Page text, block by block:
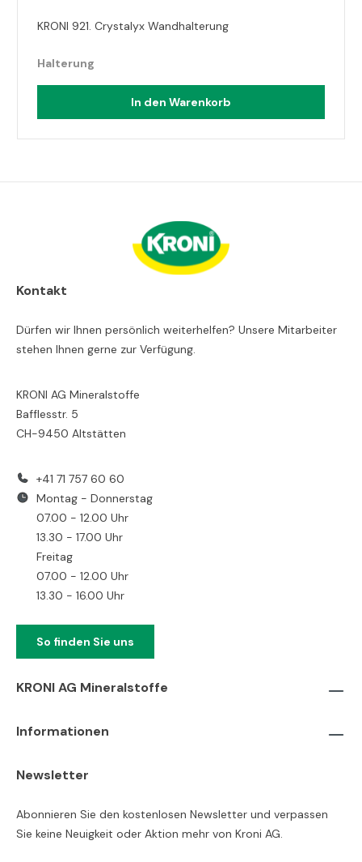
KRONI 921. Crystalyx Wandhalterung
Halterung
In den Warenkorb
Kontakt
Dürfen wir Ihnen persönlich weiterhelfen? Unsere Mitarbeiter
stehen Ihnen gerne zur Verfügung.
KRONI AG Mineralstoffe
Bafflesstr. 5
CH-9450 Altstätten
+41 71 757 60 60
Montag - Donnerstag
07.00 - 12.00 Uhr
13.30 - 17.00 Uhr
Freitag
07.00 - 12.00 Uhr
13.30 - 16.00 Uhr
So finden Sie uns
KRONI AG Mineralstoffe
Informationen
Newsletter
Abonnieren Sie den kostenlosen Newsletter und verpassen
Sie keine Neuigkeit oder Aktion mehr von Kroni AG.